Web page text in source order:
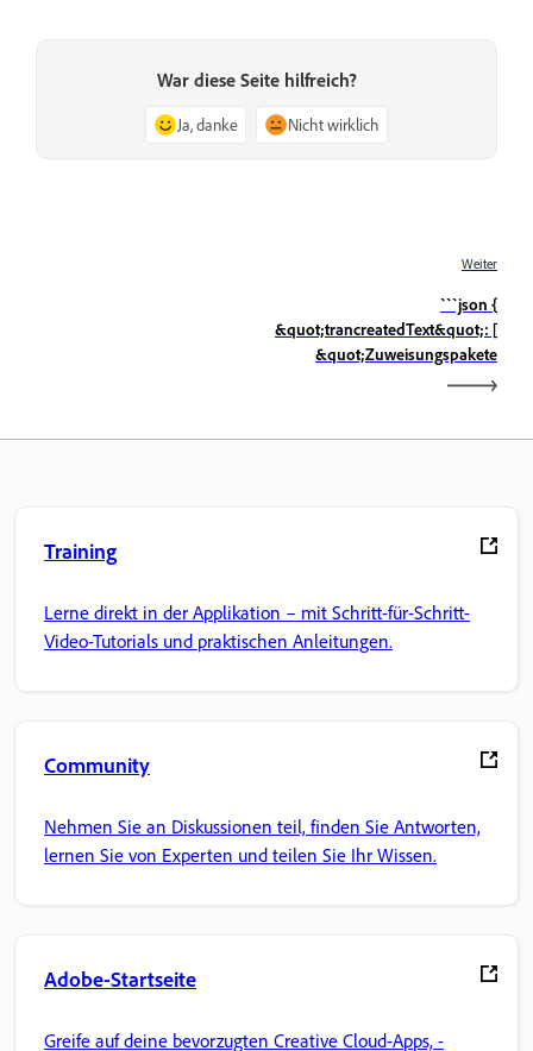
War diese Seite hilfreich?
Ja, danke Nicht wirklich
Weiter
```json {
&quot;trancreatedText&quot;: [
&quot;Zuweisungspakete
Training
Lerne direkt in der Applikation – mit Schritt-für-Schritt-
Video-Tutorials und praktischen Anleitungen.
Community
Nehmen Sie an Diskussionen teil, finden Sie Antworten,
lernen Sie von Experten und teilen Sie Ihr Wissen.
Adobe-Startseite
Greife auf deine bevorzugten Creative Cloud-Apps, -